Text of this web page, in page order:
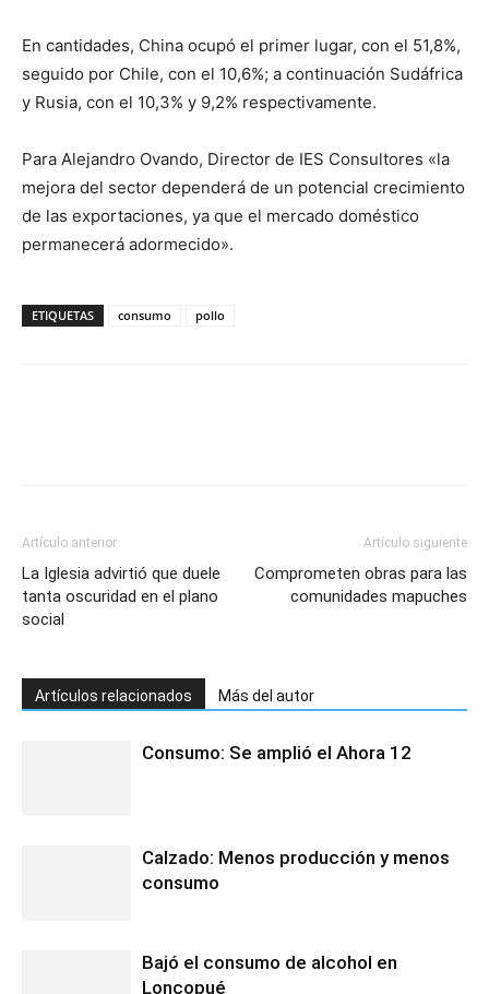
En cantidades, China ocupó el primer lugar, con el 51,8%,
seguido por Chile, con el 10,6%; a continuación Sudáfrica
y Rusia, con el 10,3% y 9,2% respectivamente.
Para Alejandro Ovando, Director de IES Consultores «la
mejora del sector dependerá de un potencial crecimiento
de las exportaciones, ya que el mercado doméstico
permanecerá adormecido».
ETIQUETAS consumo pollo
Artículo anterior
La Iglesia advirtió que duele
tanta oscuridad en el plano
social
Artículo siguiente
Comprometen obras para las
comunidades mapuches
Artículos relacionados Más del autor
Consumo: Se amplió el Ahora 12
Calzado: Menos producción y menos
consumo
Bajó el consumo de alcohol en
Loncopué